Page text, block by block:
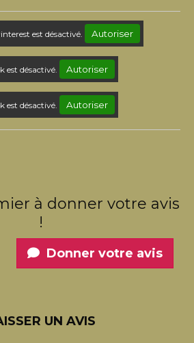
est désactivé. Autoriser
est désactivé. Autoriser
est désactivé. Autoriser
à donner votre avis
!
Donner votre avis
UN AVIS